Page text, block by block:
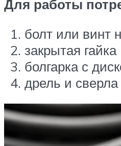
Для работы
болт или винт
закрытая
болгарка с
дрель и